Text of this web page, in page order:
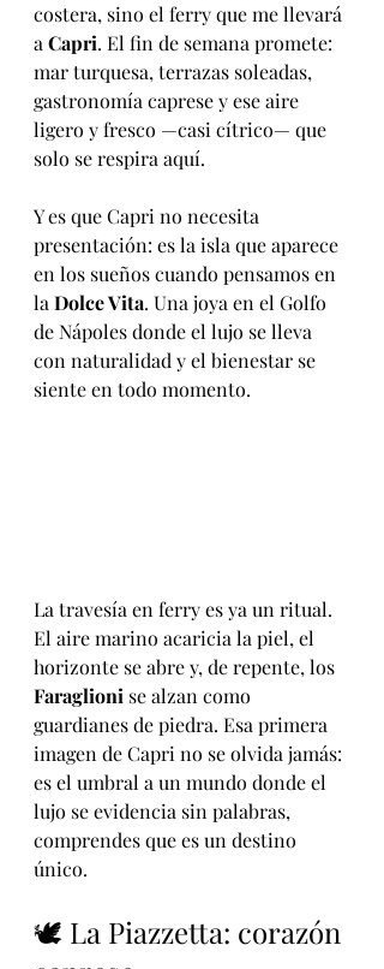
costera, sino el ferry que me llevará
a Capri. El fin de semana promete:
mar turquesa, terrazas soleadas,
gastronomía caprese y ese aire
ligero y fresco —casi cítrico— que
solo se respira aquí.
Y es que Capri no necesita
presentación: es la isla que aparece
en los sueños cuando pensamos en
la Dolce Vita. Una joya en el Golfo
de Nápoles donde el lujo se lleva
con naturalidad y el bienestar se
siente en todo momento.
La travesía en ferry es ya un ritual.
El aire marino acaricia la piel, el
horizonte se abre y, de repente, los
Faraglioni se alzan como
guardianes de piedra. Esa primera
imagen de Capri no se olvida jamás:
es el umbral a un mundo donde el
lujo se evidencia sin palabras,
comprendes que es un destino
único.
🕊️ La Piazzetta: corazón